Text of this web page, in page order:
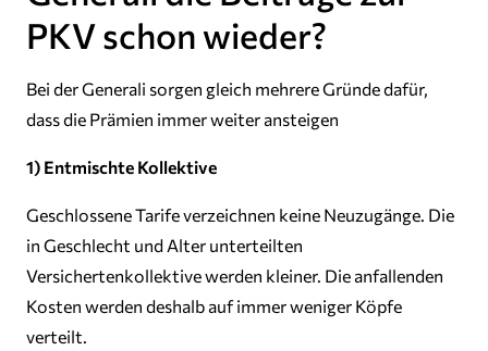
PKV schon wieder?
Bei der Generali sorgen gleich mehrere Gründe dafür,
dass die Prämien immer weiter ansteigen
1) Entmischte Kollektive
Geschlossene Tarife verzeichnen keine Neuzugänge. Die
in Geschlecht und Alter unterteilten
Versichertenkollektive werden kleiner. Die anfallenden
Kosten werden deshalb auf immer weniger Köpfe
verteilt.